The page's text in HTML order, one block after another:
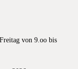
von 9.oo bis